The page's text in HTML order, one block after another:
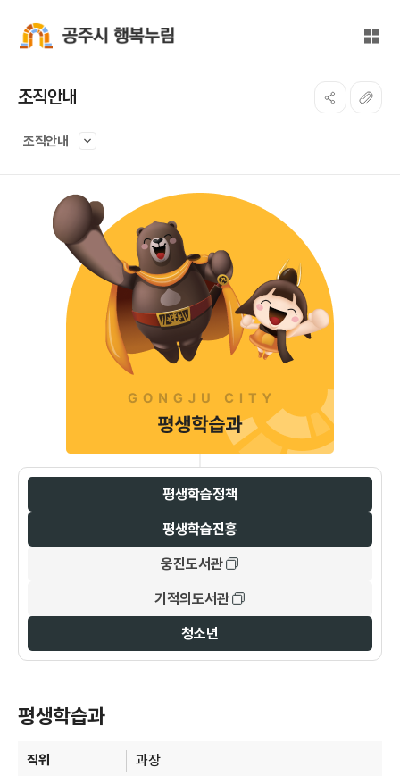
전체
조직안내
조직안내
평생학습정책
평생학습진흥
웅진도서관
기적의도서관
청소년
평생학습과
과장